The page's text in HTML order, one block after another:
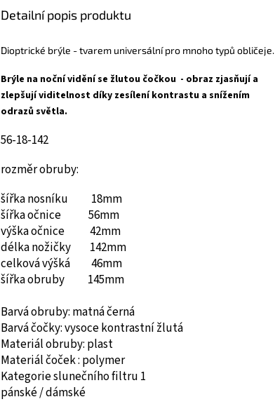
Detailní popis produktu
Dioptrické brýle - tvarem universální pro mnoho typů obličeje.
Brýle na noční vidění se žlutou čočkou - obraz zjasňují a
zlepšují viditelnost díky zesílení kontrastu a snížením
odrazů světla.
56-18-142
rozměr obruby:
šířka nosníku 18mm
šířka očnice 56mm
výška očnice 42mm
délka nožičky 142mm
celková výšká 46mm
šířka obruby 145mm
Barvá obruby: matná černá
Barvá čočky: vysoce kontrastní žlutá
Materiál obruby: plast
Materiál čoček : polymer
Kategorie slunečního filtru 1
pánské / dámské